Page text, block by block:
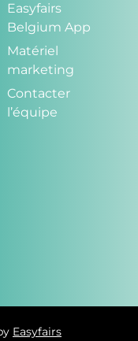
Easyfairs
Belgium App
Matériel
marketing
Contacter
l’équipe
Easyfairs